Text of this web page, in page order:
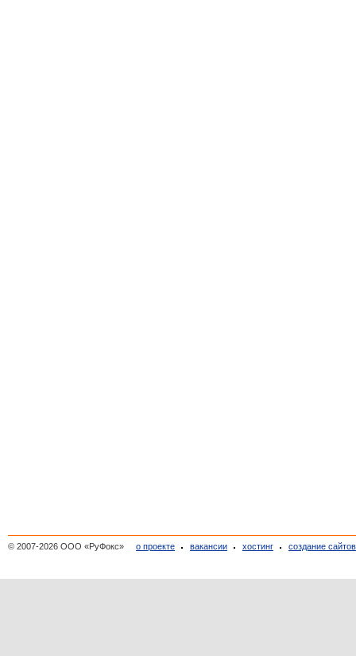
© 2007-2026 ООО «РуФокс» о проекте вакансии хостинг создание сайтов